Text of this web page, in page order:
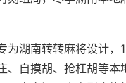
为湖南转转麻将设计，
、自摸胡、抢杠胡等本